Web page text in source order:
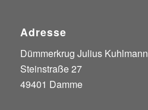
Adresse
Dümmerkrug Julius Kuhlmann
Steinstraße 27
49401 Damme